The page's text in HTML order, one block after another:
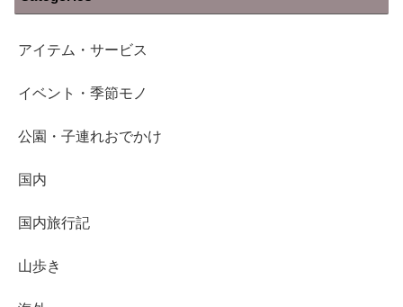
アイテム・サービス
イベント・季節モノ
公園・子連れおでかけ
国内
国内旅行記
山歩き